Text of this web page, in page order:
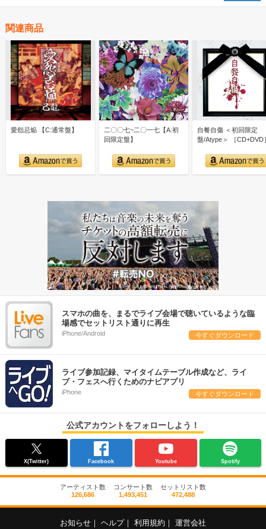
関連商品
愛怨忌焔 【C:通常盤】
二〇〇七~二〇一七【A:初
回限定盤】
自餐自傷 ＜初回限定
盤/Atype＞ ［CD+DVD
スマホの曲を、まるでライブ会場で聴いているような臨
場感でセットリスト通りに再生
iPhone/Android 今すぐダウンロード
ライブ参加記録、マイタイムテーブル作成など、ライ
ブ・フェスへ行くためのナビアプリ
iPhone 今すぐダウンロード
公式アカウントをフォローしよう！
X(Twitter) Facebook Youtube Spotify
アーティスト数
126,686
コンサート数
1,493,451
セットリスト数
472,488
お知らせ ヘルプ 利用規約 運営会社